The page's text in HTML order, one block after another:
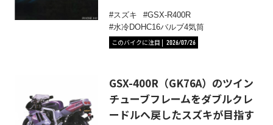
スズキ
GSX-R400R
水冷DOHC16バルブ4気筒
このバイクに注目
2026/07/26
GSX-400R（GK76A）のツイン
チューブフレームをダブルクレ
ードルへ戻したスズキが目指す